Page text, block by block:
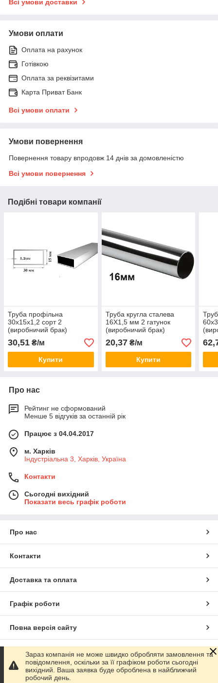
Всі умови доставки
Умови оплати
Оплата на рахунок
Готівкою
Оплата за реквізитами
Карта Приват Банк
Всі умови оплати
Умови повернення
Повернення товару впродовж 14 днів за домовленістю
Всі умови повернення
Подібні товари компанії
Труба профільна
30x15х1,2 сорт 2
(виробничий брак)
30,51 ₴/м
Купити
Труба кругла сталева
16Х1,5 мм 2 гатунок
(виробничий брак)
20,37₴/м
Купити
Про нас
Рейтинг не сформований
Менше 5 відгуків за останній рік
Працює з 04.04.2017
м. Харків
Індустріальна 3, Харків, Україна
Контакти
Сьогодні вихідний
Показати весь графік роботи
Про нас
Контакти
Доставка та оплата
Графік роботи
Повна версія сайту
Сайт створено на маркетплейсіProm.ua
Політика конфіденційності
Зараз компанія не може швидко обробляти замовлення та
повідомлення, оскільки за її графіком роботи сьогодні
вихідний. Ваша заявка буде оброблена в найближчий
робочий день.